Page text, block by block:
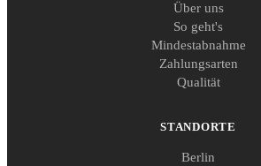
Über uns
So geht's
Mindestabnahme
Zahlungsarten
Qualität
STANDORTE
Berlin